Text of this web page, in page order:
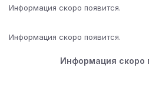
Информация скоро появится.
Информация скоро появится.
Информация скоро